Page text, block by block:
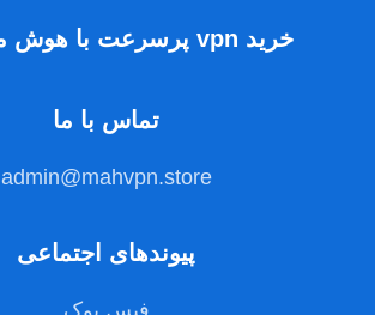
خرید vpn پرسرعت با هوش مصنوعی
تماس با ما
admin@mahvpn.store
پیوندهای اجتماعی
فیس بوک